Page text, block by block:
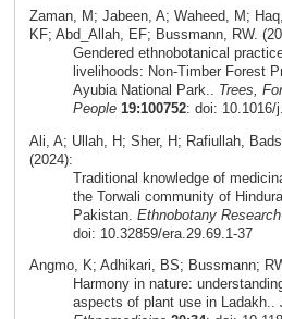
Zaman, M; Jabeen, A; Waheed, M;
KF; Abd_Allah, EF; Bussmann, RW.
Gendered ethnobotanical
livelihoods: Non-Timber Forest
Ayubia National Park.. Trees,
People 19:100752: doi: 10.1016/
Ali, A; Ullah, H; Sher, H; Rafiullah,
(2024):
Traditional knowledge of
the Torwali community of
Pakistan. Ethnobotany
doi: 10.32859/era.29.69.1-37
Angmo, K; Adhikari, BS; Bussmann;
Harmony in nature:
aspects of plant use in Ladakh..